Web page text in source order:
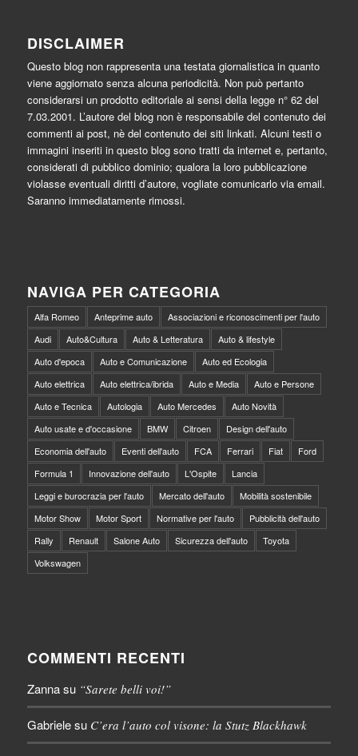
DISCLAIMER
Questo blog non rappresenta una testata giornalistica in quanto
viene aggiornato senza alcuna periodicità. Non può pertanto
considerarsi un prodotto editoriale ai sensi della legge n° 62 del
7.03.2001. L’autore del blog non è responsabile del contenuto dei
commenti ai post, nè del contenuto dei siti linkati. Alcuni testi o
immagini inseriti in questo blog sono tratti da internet e, pertanto,
considerati di pubblico dominio; qualora la loro pubblicazione
violasse eventuali diritti d’autore, vogliate comunicarlo via email.
Saranno immediatamente rimossi.
NAVIGA PER CATEGORIA
Alfa Romeo Anteprime auto
Associazioni e riconoscimenti per l'auto
Audi
Auto&Cultura Auto & Letteratura
Auto & lifestyle
Auto d'epoca
Auto e Comunicazione
Auto ed Ecologia
Auto elettrica
Auto elettrica/ibrida Auto e Media
Auto e Persone
Auto e Tecnica
Autologia Auto Mercedes
Auto Novità
Auto usate e d'occasione
BMW Citroen
Design dell'auto
Economia dell'auto
Eventi dell'auto FCA Ferrari Fiat
Ford
Formula 1
Innovazione dell'auto L'Ospite
Lancia
Leggi e burocrazia per l'auto
Mercato dell'auto
Mobilità sostenibile
Motor Show
Motor Sport Normative per l'auto
Pubblicità dell'auto
Rally
Renault Salone Auto Sicurezza dell'auto
Toyota
Volkswagen
COMMENTI RECENTI
Zannasu “Sarete belli voi!”
Gabrielesu C’era l’auto col visone: la Stutz Blackhawk